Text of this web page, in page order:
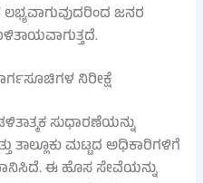
ಜನರ
ನಿರೀಕ್ಷೆ
ಸುಧಾರಣೆಯನ್ನು
ತಾಲ್ಲೂಕು ಮಟ್ಟದ ಅಧಿಕಾರಿಗಳಿಗೆ
ಈ ಹೊಸ ಸೇವೆಯನ್ನು